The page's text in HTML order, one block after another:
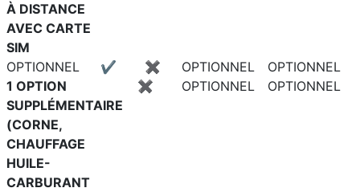
À DISTANCE
AVEC CARTE
SIM
OPTIONNEL ✔ ✖ OPTIONNEL
OPTIONNEL
1 OPTION
SUPPLÉMENTAIRE
(CORNE,
CHAUFFAGE
HUILE-
CARBURANT
✖ OPTIONNEL OPTIONNEL